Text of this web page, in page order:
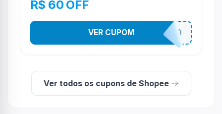
R$ 60 OFF
SOBM60400
VER CUPOM
Ver todos os cupons de Shopee